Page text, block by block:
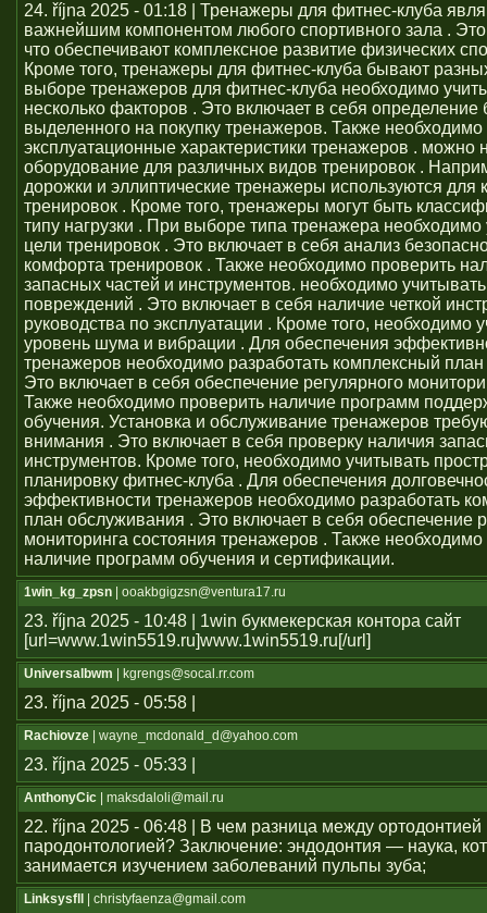
24. října 2025 - 01:18 | Тренажеры для фитнес-клуба
важнейшим компонентом любого спортивного зала .
что обеспечивают комплексное развитие физических
Кроме того, тренажеры для фитнес-клуба бывают
выборе тренажеров для фитнес-клуба необходимо
несколько факторов . Это включает в себя определение
выделенного на покупку тренажеров. Также необходимо
эксплуатационные характеристики тренажеров . можно
оборудование для различных видов тренировок .
дорожки и эллиптические тренажеры используются для
тренировок . Кроме того, тренажеры могут быть
типу нагрузки . При выборе типа тренажера необходимо
цели тренировок . Это включает в себя анализ
комфорта тренировок . Также необходимо проверить
запасных частей и инструментов. необходимо
повреждений . Это включает в себя наличие четкой
руководства по эксплуатации . Кроме того, необходимо
уровень шума и вибрации . Для обеспечения
тренажеров необходимо разработать комплексный план
Это включает в себя обеспечение регулярного
Также необходимо проверить наличие программ
обучения. Установка и обслуживание тренажеров
внимания . Это включает в себя проверку наличия
инструментов. Кроме того, необходимо учитывать
планировку фитнес-клуба . Для обеспечения
эффективности тренажеров необходимо разработать
план обслуживания . Это включает в себя обеспечение
мониторинга состояния тренажеров . Также необходимо
наличие программ обучения и сертификации.
1win_kg_zpsn | ooakbgigzsn@ventura17.ru
23. října 2025 - 10:48 | 1win букмекерская контора сайт
[url=www.1win5519.ru]www.1win5519.ru[/url]
Universalbwm | kgrengs@socal.rr.com
23. října 2025 - 05:58 |
Rachiovze | wayne_mcdonald_d@yahoo.com
23. října 2025 - 05:33 |
AnthonyCic | maksdaloli@mail.ru
22. října 2025 - 06:48 | В чем разница между ортодонтией
пародонтологией? Заключение: эндодонтия — наука,
занимается изучением заболеваний пульпы зуба;
Linksysfll | christyfaenza@gmail.com